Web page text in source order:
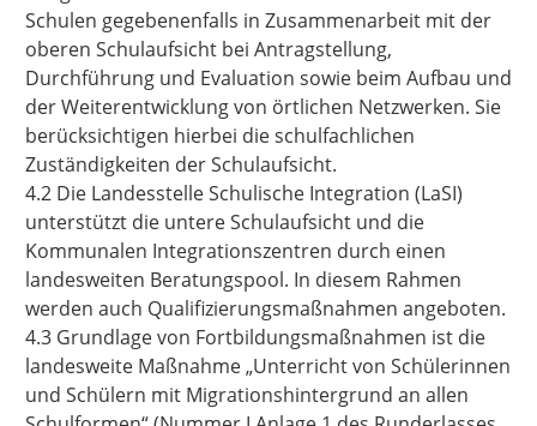
Schulen gegebenenfalls in Zusammenarbeit mit der
oberen Schulaufsicht bei Antragstellung,
Durchführung und Evaluation sowie beim Aufbau und
der Weiterentwicklung von örtlichen Netzwerken. Sie
berücksichtigen hierbei die schulfachlichen
Zuständigkeiten der Schulaufsicht.
4.2 Die Landesstelle Schulische Integration (LaSI)
unterstützt die untere Schulaufsicht und die
Kommunalen Integrationszentren durch einen
landesweiten Beratungspool. In diesem Rahmen
werden auch Qualifizierungsmaßnahmen angeboten.
4.3 Grundlage von Fortbildungsmaßnahmen ist die
landesweite Maßnahme „Unterricht von Schülerinnen
und Schülern mit Migrationshintergrund an allen